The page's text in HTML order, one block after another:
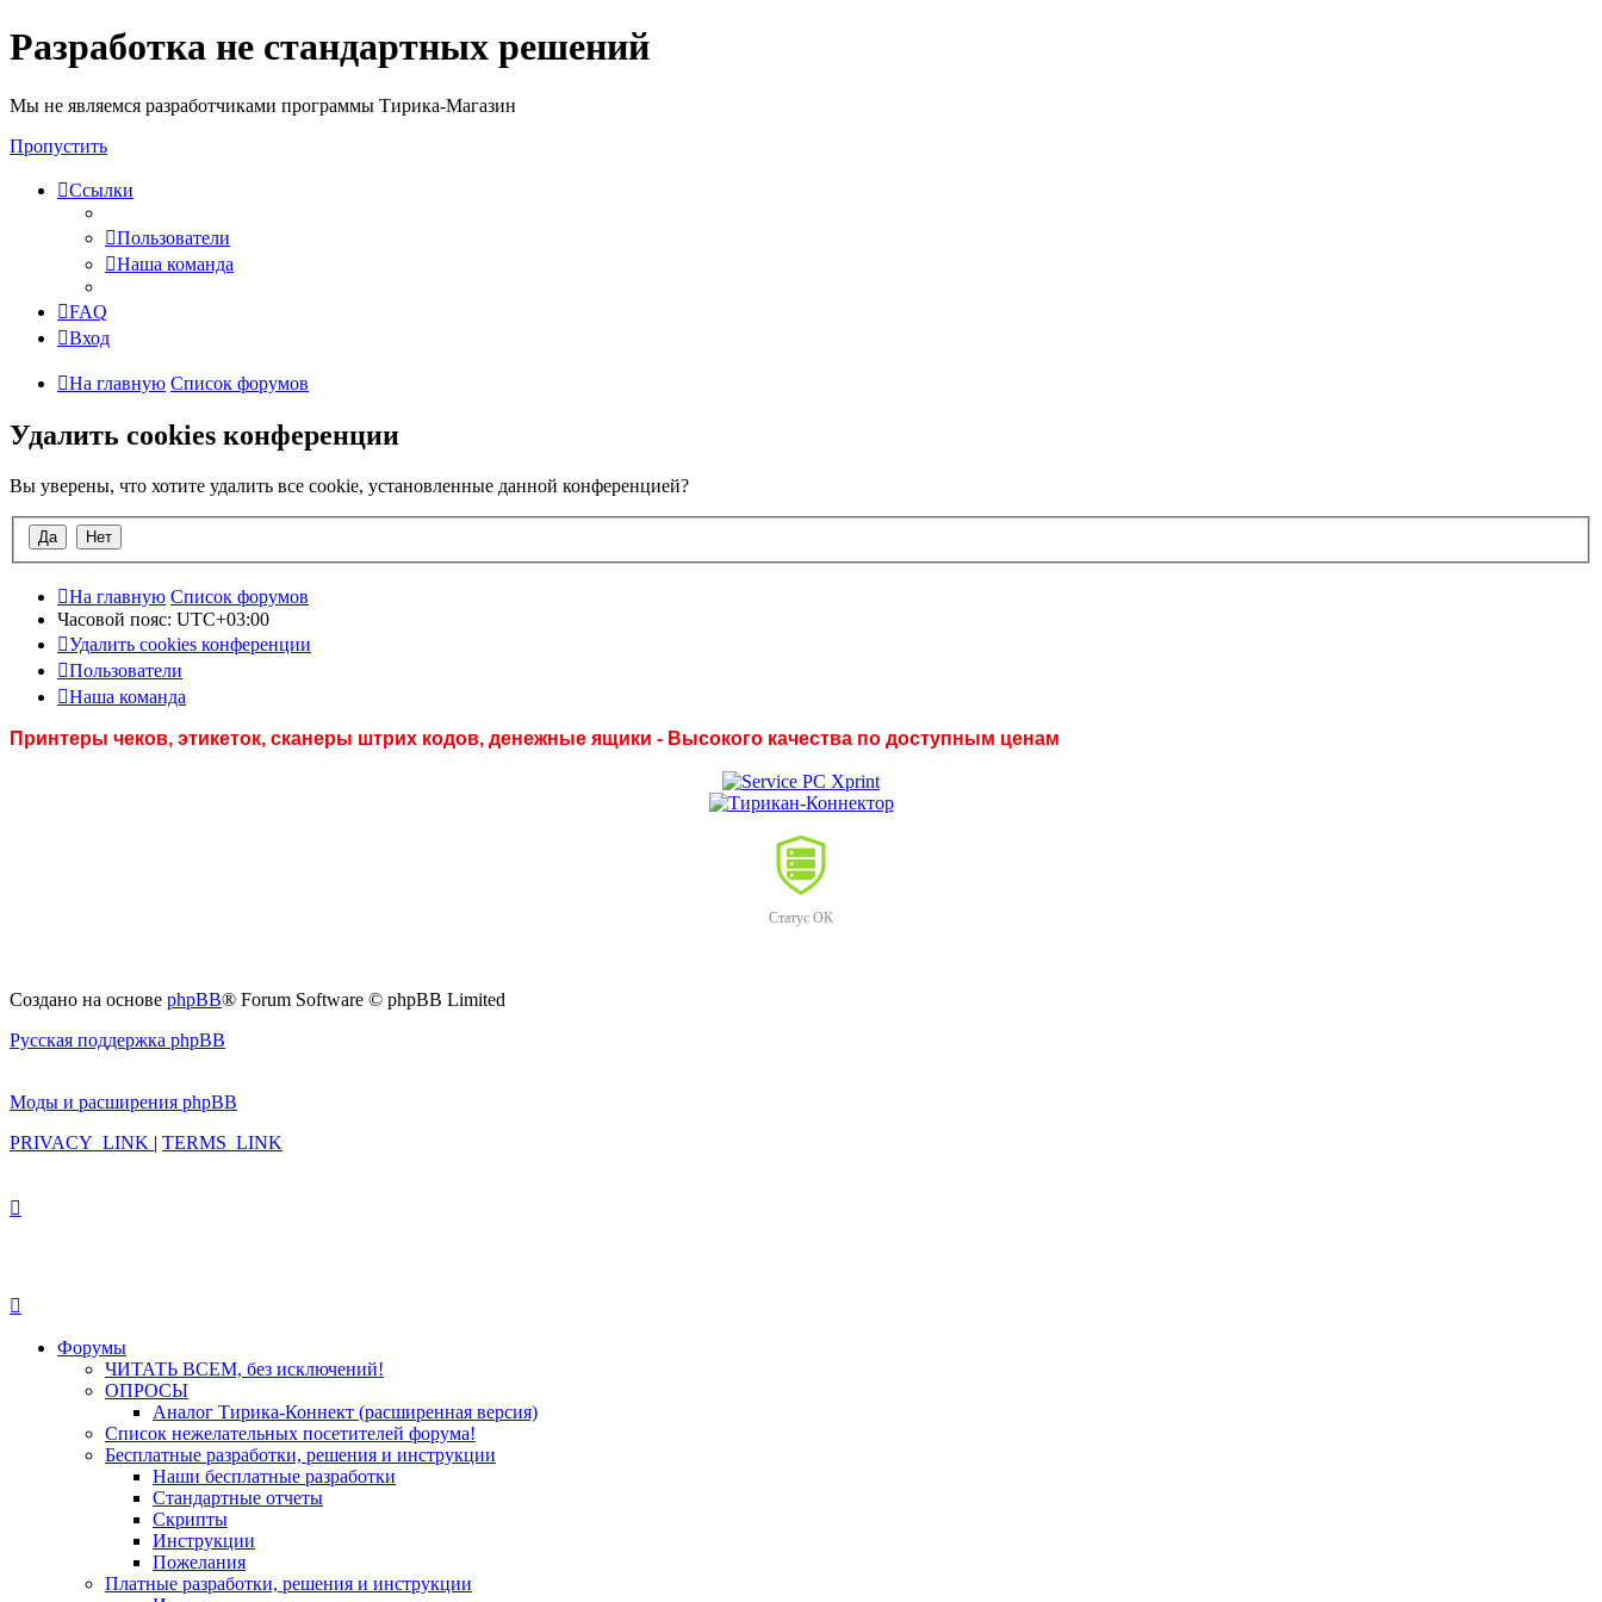
Разработка не стандартных решений
Мы не являемся разработчиками программы Тирика-Магазин
Пропустить
Ссылки
Пользователи
Наша команда
FAQ
Вход
На главную Список форумов
Удалить cookies конференции
Вы уверены, что хотите удалить все cookie, установленные данной конференцией?
На главную Список форумов
Часовой пояс: UTC+03:00
Удалить cookies конференции
Пользователи
Наша команда
Принтеры чеков, этикеток, сканеры штрих кодов, денежные ящики - Высокого качества по доступным ценам
Статус ОК
Создано на основе phpBB® Forum Software © phpBB Limited
Русская поддержка phpBB
Моды и расширения phpBB
PRIVACY_LINK | TERMS_LINK
Форумы
ЧИТАТЬ ВСЕМ, без исключений!
ОПРОСЫ
Аналог Тирика-Коннект (расширенная версия)
Список нежелательных посетителей форума!
Бесплатные разработки, решения и инструкции
Наши бесплатные разработки
Стандартные отчеты
Скрипты
Инструкции
Пожелания
Платные разработки, решения и инструкции